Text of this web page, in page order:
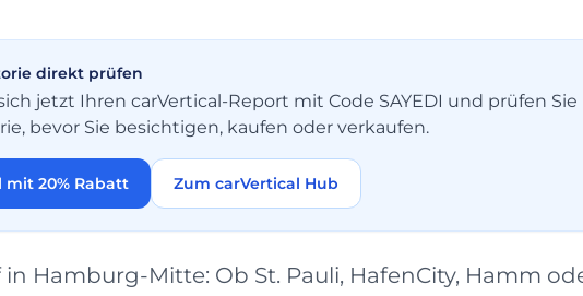
direkt prüfen
jetzt Ihren carVertical-Report mit Code SAYEDI und prüfen
bevor Sie besichtigen, kaufen oder verkaufen.
mit 20% Rabatt Zum carVertical Hub
Hamburg-Mitte: Ob St. Pauli, HafenCity, Hamm